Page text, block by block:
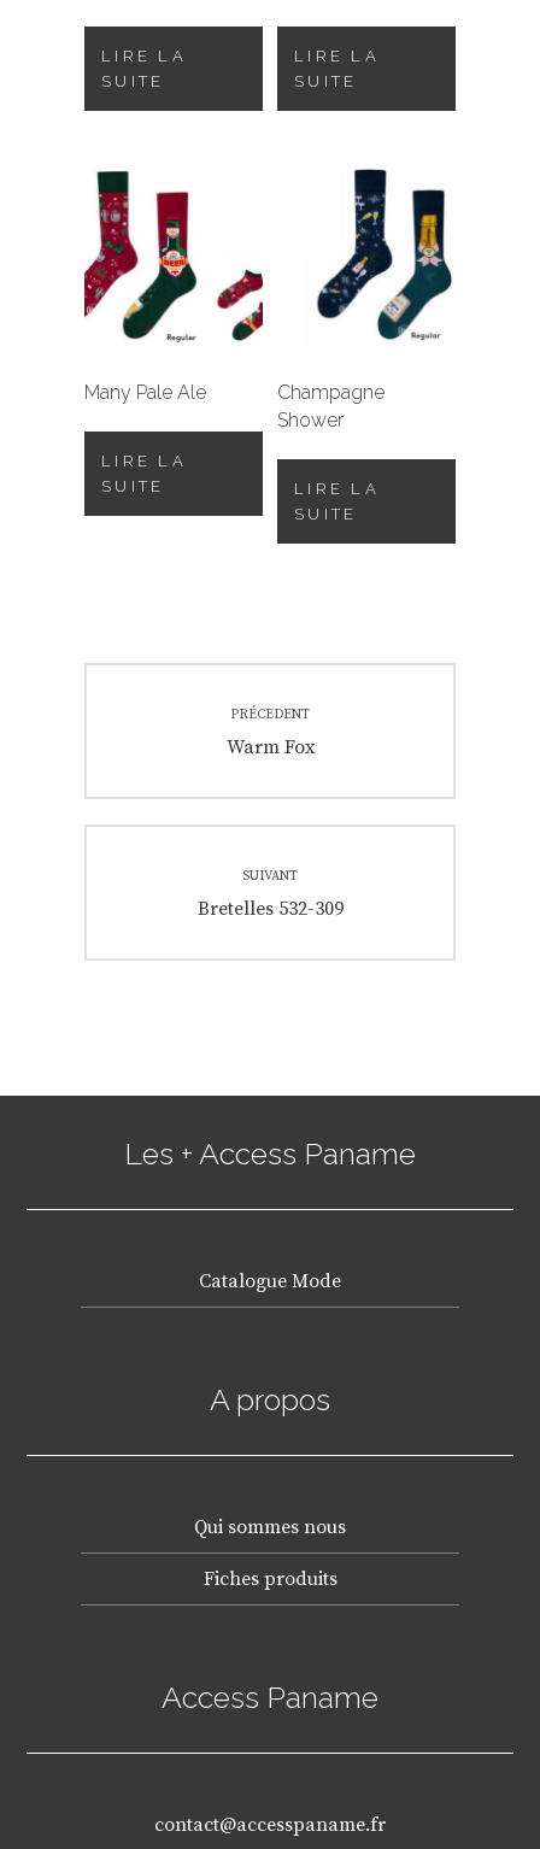
LIRE LA
SUITE
LIRE LA
SUITE
Many Pale Ale
LIRE LA
SUITE
Champagne
Shower
LIRE LA
SUITE
l’article
PRÉCEDENT
Previous
Warm Fox
SUIVANT
Next
Bretelles 532-309
Les + Access Paname
Catalogue Mode
A propos
Qui sommes nous
Fiches produits
Access Paname
contact@accesspaname.fr